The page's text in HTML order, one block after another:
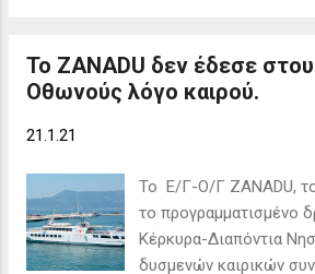
Ελληνικά Υδατοδρόμια
ολοκληρώσει και τις
είναι ο «Οργανισμός
που έχει στη
των Διαποντίων Νήσων
Το ZANADU δεν έδεσε
Οθωνούς λόγο καιρού.
21.1.21
Το Ε/Γ-Ο/Γ ZANADU,
το προγραμματισμένο
Κέρκυρα-Διαπόντια
δυσμενών καιρικών